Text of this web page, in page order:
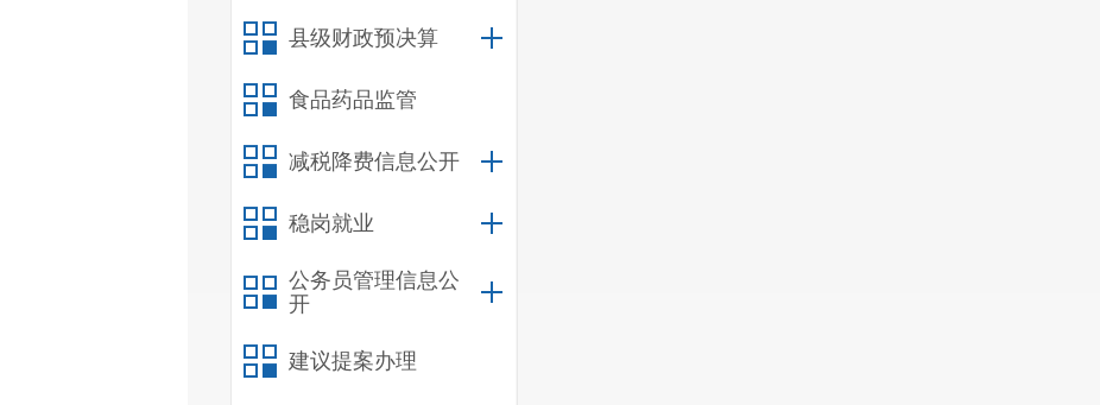
县级财政预决算
食品药品监管
减税降费信息公开
稳岗就业
公务员管理信息公
开
建议提案办理